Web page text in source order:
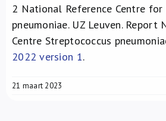
2 National Reference Centre for
pneumoniae. UZ Leuven. Report
Centre Streptococcus
2022 version 1.
21 maart 2023